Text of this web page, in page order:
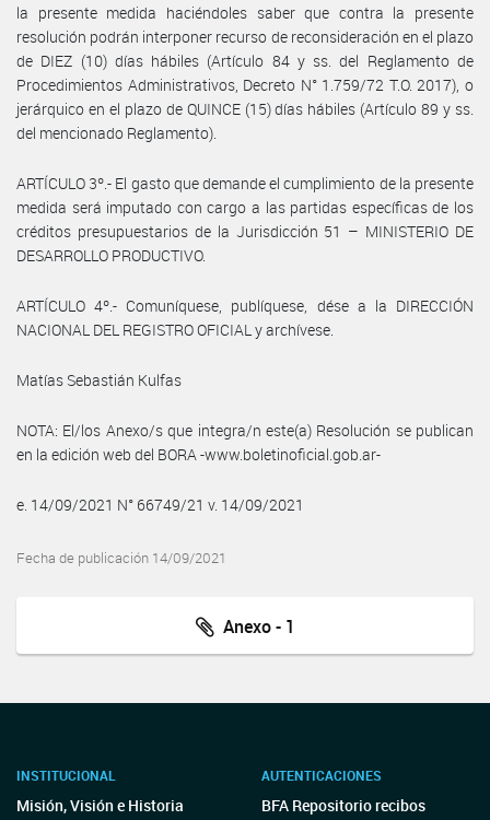
la presente medida haciéndoles saber que contra la presente
resolución podrán interponer recurso de reconsideración en el plazo
de DIEZ (10) días hábiles (Artículo 84 y ss. del Reglamento de
Procedimientos Administrativos, Decreto N° 1.759/72 T.O. 2017), o
jerárquico en el plazo de QUINCE (15) días hábiles (Artículo 89 y ss.
del mencionado Reglamento).
ARTÍCULO 3º.- El gasto que demande el cumplimiento de la presente
medida será imputado con cargo a las partidas específicas de los
créditos presupuestarios de la Jurisdicción 51 – MINISTERIO DE
DESARROLLO PRODUCTIVO.
ARTÍCULO 4º.- Comuníquese, publíquese, dése a la DIRECCIÓN
NACIONAL DEL REGISTRO OFICIAL y archívese.
Matías Sebastián Kulfas
NOTA: El/los Anexo/s que integra/n este(a) Resolución se publican
en la edición web del BORA -www.boletinoficial.gob.ar-
e. 14/09/2021 N° 66749/21 v. 14/09/2021
Fecha de publicación 14/09/2021
Anexo - 1
INSTITUCIONAL
Misión, Visión e Historia
AUTENTICACIONES
BFA Repositorio recibos